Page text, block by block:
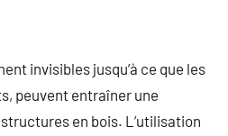
invisibles jusqu’à ce que les
peuvent entraîner une
en bois. L’utilisation